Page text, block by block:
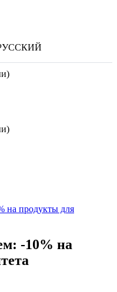
на продукты для
-10% на